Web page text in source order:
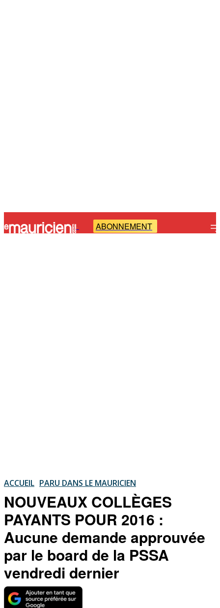
- ABONNEMENT
ACCUEIL PARU DANS LE MAURICIEN
NOUVEAUX COLLÈGES
PAYANTS POUR 2016 :
Aucune demande approuvée
par le board de la PSSA
vendredi dernier